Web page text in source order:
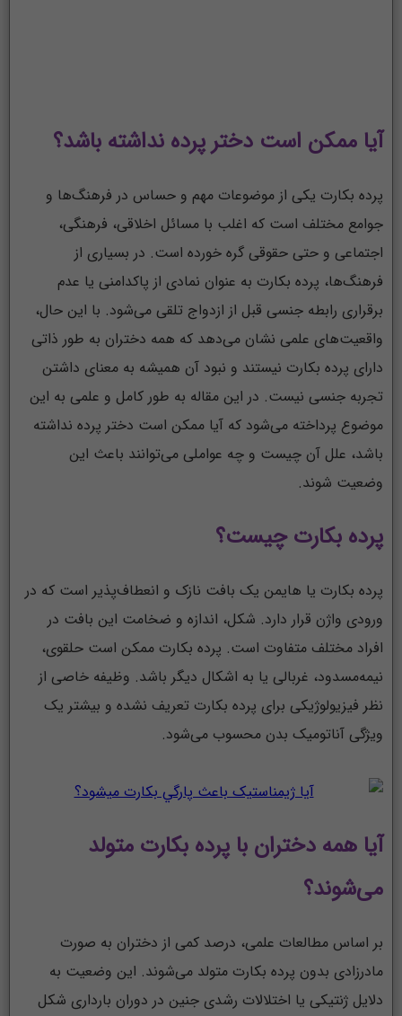
آیا ممکن است دختر پرده نداشته باشد؟
پرده بکارت یکی از موضوعات مهم و حساس در فرهنگ‌ها و
جوامع مختلف است که اغلب با مسائل اخلاقی، فرهنگی،
اجتماعی و حتی حقوقی گره خورده است. در بسیاری از
فرهنگ‌ها، پرده بکارت به عنوان نمادی از پاکدامنی یا عدم
برقراری رابطه جنسی قبل از ازدواج تلقی می‌شود. با این حال،
واقعیت‌های علمی نشان می‌دهد که همه دختران به طور ذاتی
دارای پرده بکارت نیستند و نبود آن همیشه به معنای داشتن
تجربه جنسی نیست. در این مقاله به طور کامل و علمی به این
موضوع پرداخته می‌شود که آیا ممکن است دختر پرده نداشته
باشد، علل آن چیست و چه عواملی می‌توانند باعث این
وضعیت شوند.
پرده بکارت چیست؟
پرده بکارت یا هایمن یک بافت نازک و انعطاف‌پذیر است که در
ورودی واژن قرار دارد. شکل، اندازه و ضخامت این بافت در
افراد مختلف متفاوت است. پرده بکارت ممکن است حلقوی،
نیمه‌مسدود، غربالی یا به اشکال دیگر باشد. وظیفه خاصی از
نظر فیزیولوژیکی برای پرده بکارت تعریف نشده و بیشتر یک
ویژگی آناتومیک بدن محسوب می‌شود.
آیا همه دختران با پرده بکارت متولد
می‌شوند؟
بر اساس مطالعات علمی، درصد کمی از دختران به صورت
مادرزادی بدون پرده بکارت متولد می‌شوند. این وضعیت به
دلایل ژنتیکی یا اختلالات رشدی جنین در دوران بارداری شکل